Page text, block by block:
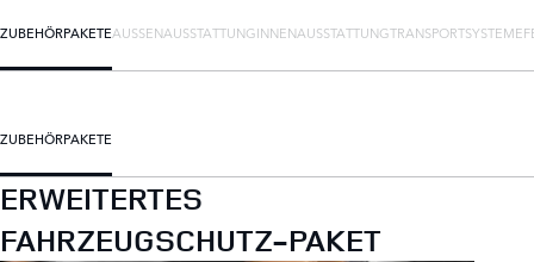
ZUBEHÖRPAKETEAUSSENAUSSTATTUNG INNENAUSSTATTUNGTRANSPORTSYSTEME
ZUBEHÖRPAKETE
ERWEITERTES
FAHRZEUGSCHUTZ-PAKET